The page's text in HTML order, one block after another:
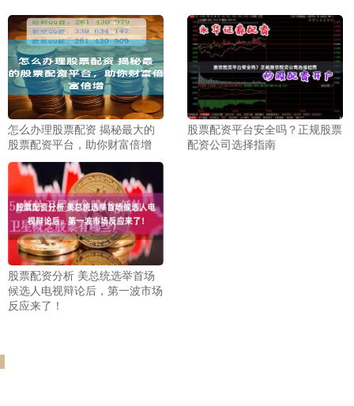
怎么办理股票配资 揭秘最大的
股票配资平台，助你财富倍增
股票配资平台安全吗？正规股票
配资公司选择指南
股票配资分析 美总统选举首场
候选人电视辩论后，第一波市场
反应来了！